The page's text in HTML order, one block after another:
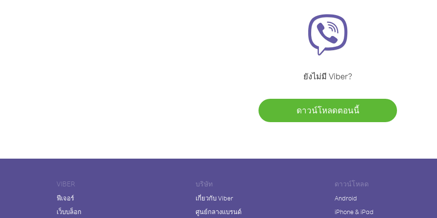
ยังไม่มี Viber?
ดาวน์โหลดตอนนี้
VIBER
ฟีเจอร์
เว็บบล็อก
บริษัท
เกี่ยวกับ Viber
ศูนย์กลางแบรนด์
ดาวน์โหลด
Android
iPhone & iPad